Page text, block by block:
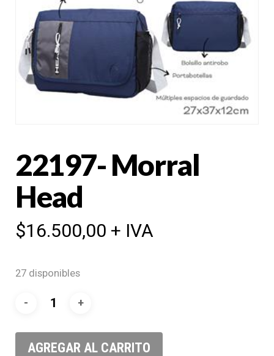
22197- Morral
Head
$16.500,00 + IVA
27 disponibles
AGREGAR AL CARRITO